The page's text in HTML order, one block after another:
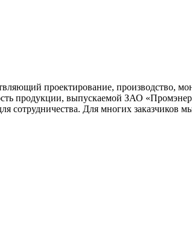
проектирование, производство,
продукции, выпускаемой ЗАО
сотрудничества. Для многих